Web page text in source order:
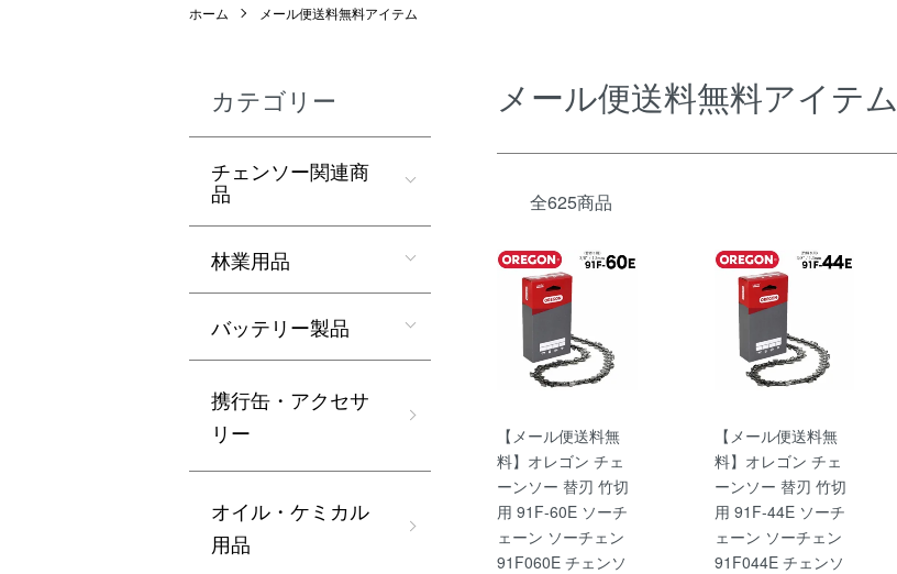
ホーム メール便送料無料アイテム
メール便送料無料アイテム
全625商品
【メール便送料無
料】オレゴン チェ
ーンソー 替刃 竹切
用 91F-60E ソーチ
ェーン ソーチェン
91F060E チェンソ
【メール便送料無
料】オレゴン チェ
ーンソー 替刃 竹切
用 91F-44E ソーチ
ェーン ソーチェン
91F044E チェンソ
カテゴリー
チェンソー関連商
品
林業用品
バッテリー製品
携行缶・アクセサ
リー
オイル・ケミカル
用品